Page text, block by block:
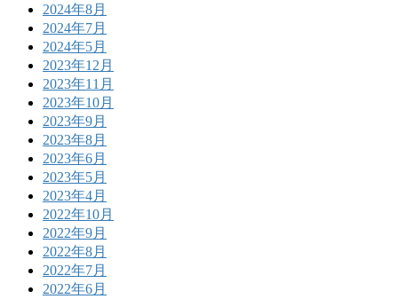
2024年8月
2024年7月
2024年5月
2023年12月
2023年11月
2023年10月
2023年9月
2023年8月
2023年6月
2023年5月
2023年4月
2022年10月
2022年9月
2022年8月
2022年7月
2022年6月